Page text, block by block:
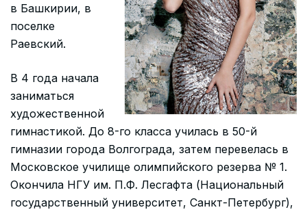
в Башкирии, в
поселке
Раевский.
В 4 года начала
заниматься
художественной
гимнастикой. До 8-го класса училась в 50-й
гимназии города Волгограда, затем перевелась в
Московское училище олимпийского резерва № 1.
Окончила НГУ им. П.Ф. Лесгафта (Национальный
государственный университет, Санкт-Петербург),